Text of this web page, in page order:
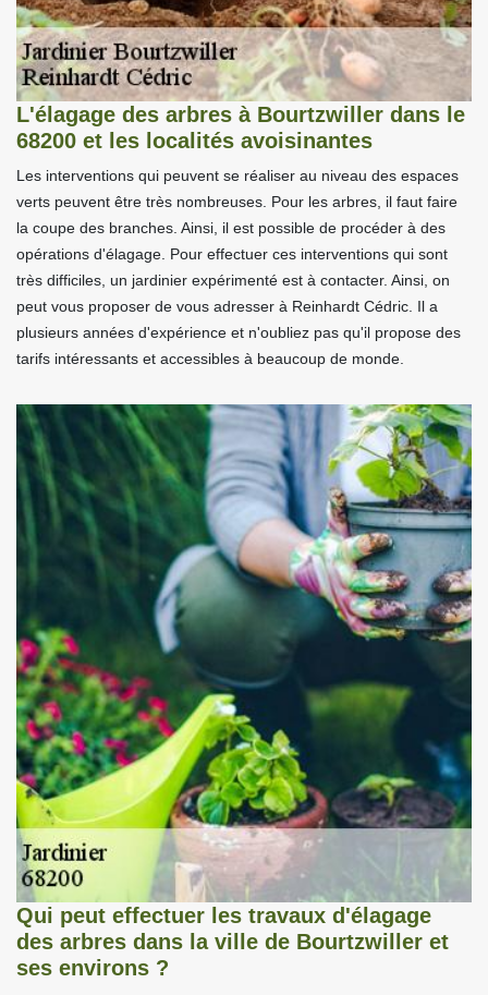
L'élagage des arbres à Bourtzwiller dans le
68200 et les localités avoisinantes
Les interventions qui peuvent se réaliser au niveau des espaces
verts peuvent être très nombreuses. Pour les arbres, il faut faire
la coupe des branches. Ainsi, il est possible de procéder à des
opérations d'élagage. Pour effectuer ces interventions qui sont
très difficiles, un jardinier expérimenté est à contacter. Ainsi, on
peut vous proposer de vous adresser à Reinhardt Cédric. Il a
plusieurs années d'expérience et n'oubliez pas qu'il propose des
tarifs intéressants et accessibles à beaucoup de monde.
Qui peut effectuer les travaux d'élagage
des arbres dans la ville de Bourtzwiller et
ses environs ?